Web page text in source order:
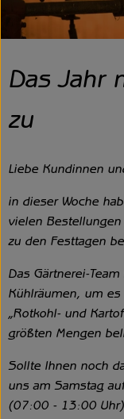
Unsere Hofkiste
Das Jahr
zu
Liebe Kundinnen
in dieser Woche
vielen
zu den Festtagen
Das Gärtnerei-
Kühlräumen, um
„Rotkohl- und
größten Mengen
Sollte Ihnen noch
uns am Samstag
(07:00 - 13:00